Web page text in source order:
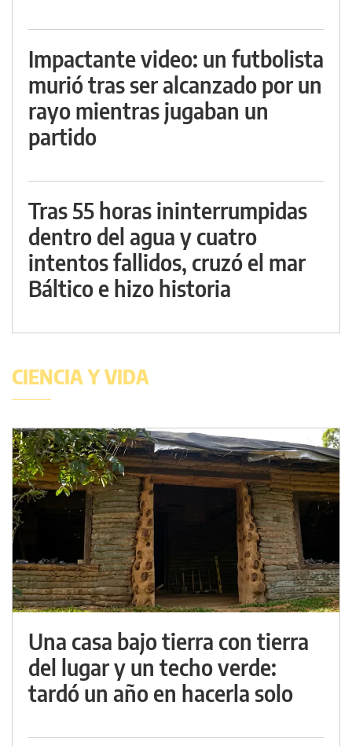
Impactante video: un futbolista
murió tras ser alcanzado por un
rayo mientras jugaban un
partido
Tras 55 horas ininterrumpidas
dentro del agua y cuatro
intentos fallidos, cruzó el mar
Báltico e hizo historia
CIENCIA Y VIDA
Una casa bajo tierra con tierra
del lugar y un techo verde:
tardó un año en hacerla solo